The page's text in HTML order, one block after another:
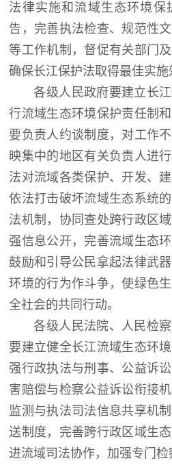
法律实施和流域生态环境保
告，完善执法检查、规范性
等工作机制，督促有关部门
确保长江保护法取得最佳实施
各级人民政府要建立长
行流域生态环境保护责任制
要负责人约谈制度，对工作
映集中的地区有关负责人进
法对流域各类保护、开发、
依法打击破坏流域生态系统
法机制，协同查处跨行政区
强信息公开，完善流域生态
鼓励和引导公民拿起法律武
环境的行为作斗争，使绿色
全社会的共同行动。
各级人民法院、人民检
要建立健全长江流域生态环
强行政执法与刑事、公益诉
害赔偿与检察公益诉讼衔接
监测与执法司法信息共享机
送制度，完善跨行政区域生
进流域司法协作，加强专门检